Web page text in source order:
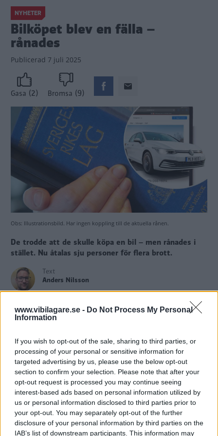
www.vibilagare.se - Do Not Process My Personal
Information
If you wish to opt-out of the sale, sharing to third parties, or
processing of your personal or sensitive information for
targeted advertising by us, please use the below opt-out
section to confirm your selection. Please note that after your
opt-out request is processed you may continue seeing
interest-based ads based on personal information utilized by
us or personal information disclosed to third parties prior to
your opt-out. You may separately opt-out of the further
disclosure of your personal information by third parties on the
IAB’s list of downstream participants. This information may
NYHETER
Bilköpet blev en fälla –
rånades
Publicerad 7 juli 2025
Gasa (2) Bromsa (9)
Obs: Illustrationsbild. Har ingen koppling till de aktuella rånen.
De trodde att de skulle köpa en bil – men rånades i
stället. Nu åtalas sju personer för flera brott.
Text
Anders Nilsson
Fotograf
Tommy Hvitfeldt & Niklas Carle
Att köpaen bil via privata annonser i sociala medier kan
vara smidigt. Men metoden kan också utnyttjas av
oseriösa eller till och med farliga aktörer. En liga åtalas nu
för bland annat rån, rapporterarSR.
Rånen gick till på liknande sätt varje gång. Huvudmannen